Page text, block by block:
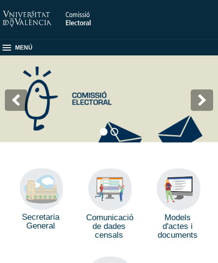
MENÚ
Secretaria
General
Comunicació
de dades
censals
Models
d'actes i
documents